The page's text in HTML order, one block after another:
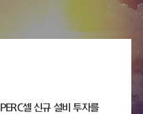
셀 신규 설비 투자를